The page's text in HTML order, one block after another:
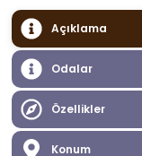
Açıklama
Odalar
Özellikler
Konum